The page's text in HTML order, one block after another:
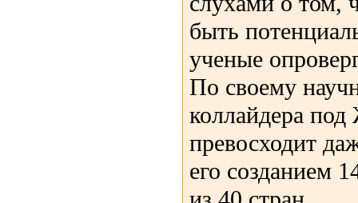
быть
ученые
По своему
коллайдера
превосходит
его созданием